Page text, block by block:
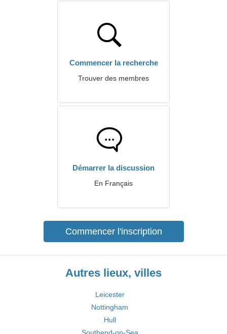
Commencer la recherche
Trouver des membres
Démarrer la discussion
En Français
Commencer l'inscription
Autres lieux, villes
Leicester
Nottingham
Hull